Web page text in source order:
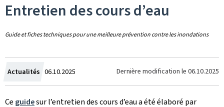
Entretien des cours d’eau
Guide et fiches techniques pour une meilleure prévention contre les inondations
Actualités Crée
le
06.10.2025 Dernière modification le 06.10.2025
Ce guidesur l’entretien des cours d’eau a été élaboré par